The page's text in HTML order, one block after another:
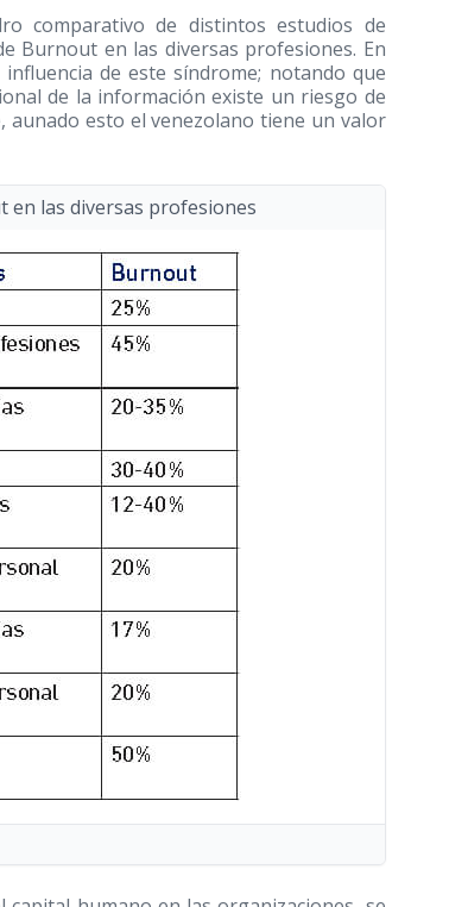
comparativo de distintos estudios de
Burnout en las diversas profesiones. En
de este síndrome; notando que
de la información existe un riesgo de
aunado esto el venezolano tiene un valor
en las diversas profesiones